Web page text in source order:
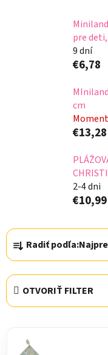
pre
9 dní
€6,78
cm
€13,28
2-4 dni
€10,99
R
a
d
e
n
Radiť podľa:
OTVORIŤ FILTER